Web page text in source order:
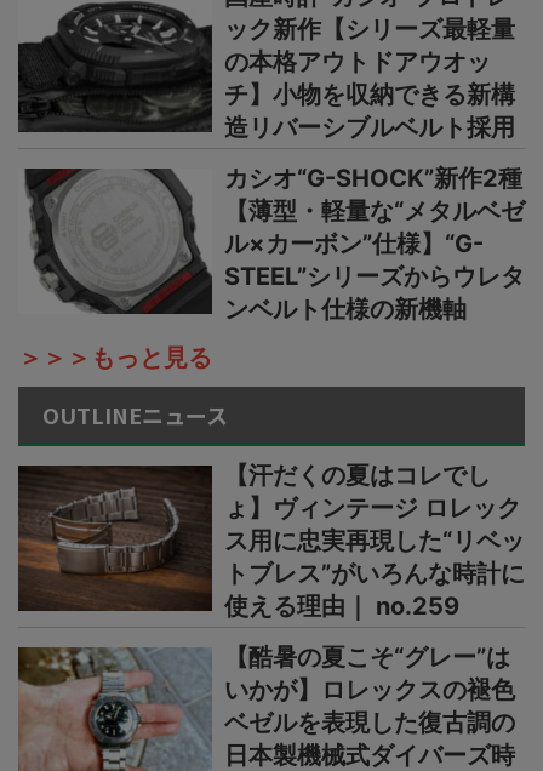
ック新作【シリーズ最軽量
の本格アウトドアウオッ
チ】小物を収納できる新構
造リバーシブルベルト採用
カシオ“G-SHOCK”新作2種
【薄型・軽量な“メタルベゼ
ル×カーボン”仕様】“G-
STEEL”シリーズからウレタ
ンベルト仕様の新機軸
＞＞＞もっと見る
OUTLINEニュース
【汗だくの夏はコレでし
ょ】ヴィンテージ ロレック
ス用に忠実再現した“リベッ
トブレス”がいろんな時計に
使える理由｜ no.259
【酷暑の夏こそ“グレー”は
いかが】ロレックスの褪色
ベゼルを表現した復古調の
日本製機械式ダイバーズ時